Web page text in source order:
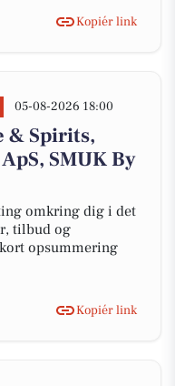
Kopiér link
05-08-2026 18:00
& Spirits,
SMUK By
omkring dig i det
tilbud og
opsummering
Kopiér link